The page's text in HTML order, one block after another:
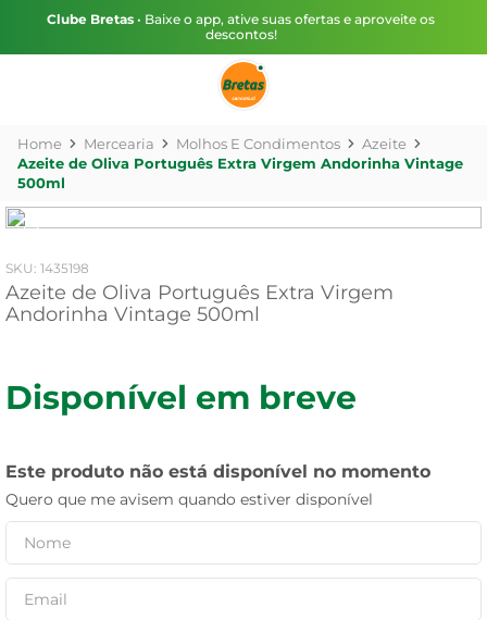
Clube Bretas • Baixe o app, ative suas ofertas e aproveite os
descontos!
Mercearia Molhos E Condimentos
Azeite
Azeite de Oliva Português Extra Virgem Andorinha Vintage
500ml
: 1435198
Azeite de Oliva Português Extra Virgem
Andorinha Vintage 500ml
Disponível em breve
Este produto não está disponível no momento
Quero que me avisem quando estiver disponível